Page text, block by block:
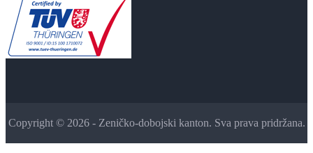
Copyright © 2026 - Zeničko-dobojski kanton. Sva prava pridržana.